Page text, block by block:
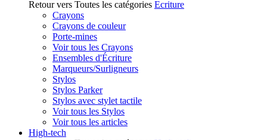
Retour vers Toutes les catégories Ecriture
Crayons
Crayons de couleur
Porte-mines
Voir tous les Crayons
Ensembles d'Écriture
Marqueurs/Surligneurs
Stylos
Stylos Parker
Stylos avec stylet tactile
Voir tous les Stylos
Voir tous les articles
High-tech